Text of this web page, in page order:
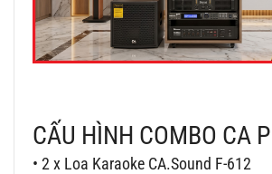
CẤU HÌNH COMBO CA
• 2 x Loa Karaoke CA.Sound F-612